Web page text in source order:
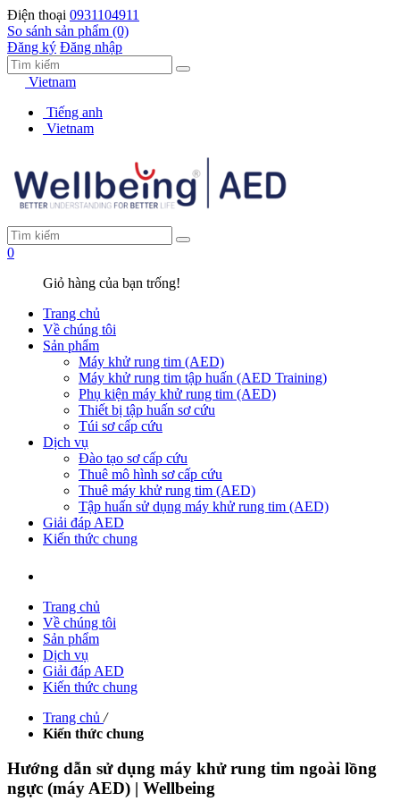
Điện thoại 0931104911
So sánh sản phẩm (0)
Đăng ký Đăng nhập
Vietnam
Tiếng anh
Vietnam
0
Giỏ hàng của bạn trống!
Trang chủ
Về chúng tôi
Sản phẩm
Máy khử rung tim (AED)
Máy khử rung tim tập huấn (AED Training)
Phụ kiện máy khử rung tim (AED)
Thiết bị tập huấn sơ cứu
Túi sơ cấp cứu
Dịch vụ
Đào tạo sơ cấp cứu
Thuê mô hình sơ cấp cứu
Thuê máy khử rung tim (AED)
Tập huấn sử dụng máy khử rung tim (AED)
Giải đáp AED
Kiến thức chung
Trang chủ
Về chúng tôi
Sản phẩm
Dịch vụ
Giải đáp AED
Kiến thức chung
Trang chủ /
Kiến thức chung
Hướng dẫn sử dụng máy khử rung tim ngoài lồng
ngực (máy AED) | Wellbeing